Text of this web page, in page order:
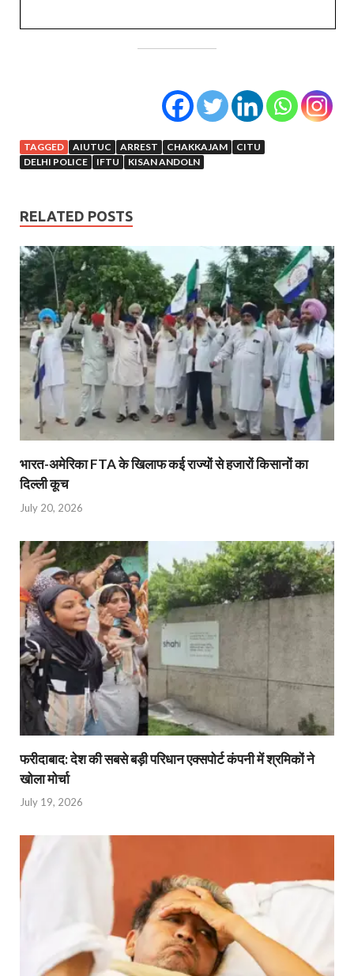
TAGGED AIUTUC ARREST CHAKKAJAM
CITU
DELHI POLICE
IFTU KISAN ANDOLN
RELATED POSTS
भारत-अमेरिका FTA के खिलाफ कई राज्यों से हजारों किसानों का
दिल्ली कूच
July 20, 2026
फरीदाबाद: देश की सबसे बड़ी परिधान एक्सपोर्ट कंपनी में श्रमिकों ने
खोला मोर्चा
July 19, 2026